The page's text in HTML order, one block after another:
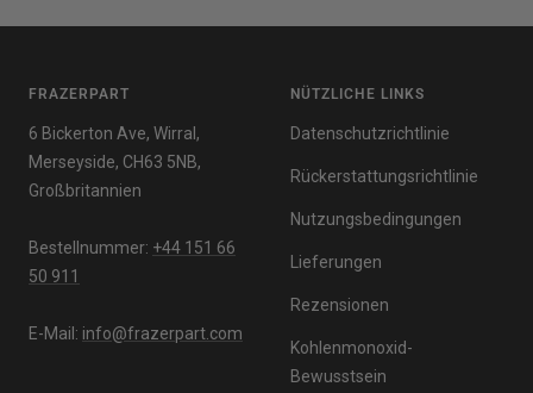
FRAZERPART
6 Bickerton Ave, Wirral,
Merseyside, CH63 5NB,
Großbritannien
Bestellnummer: +44 151 66
50 911
E-Mail: info@frazerpart.com
NÜTZLICHE LINKS
Datenschutzrichtlinie
Rückerstattungsrichtlinie
Nutzungsbedingungen
Lieferungen
Rezensionen
Kohlenmonoxid-
Bewusstsein